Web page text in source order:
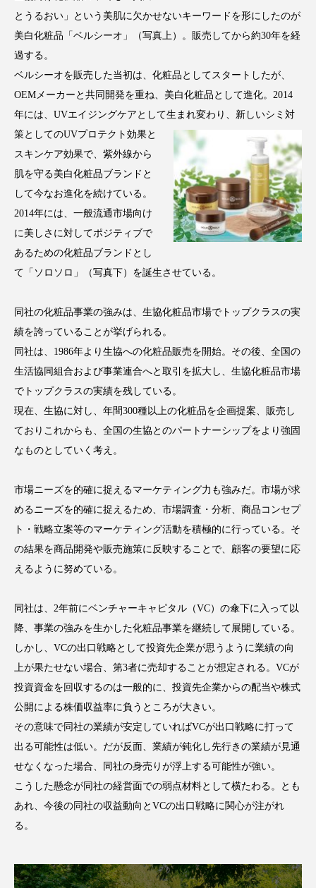
インナービューティーアワード2025受賞商品
ウェアラブルデバイス
ウェルビーイング エイジングケア
エクソソーム オーガニック オゾン
カウンセラー カウンセリング
カカイオイル ガジェット キーワード
クレンジング
クローズアップ ケーススタディ
コネクテッド・ビューティ
コルチゾール サステナビリティ
サステナブル美容 サプライチェーン
サプリ サロンクレンジング サロン戦略
スカルプ クレンジング 頻度 スカルプケア
スキンケア スキンケア 習慣
スマートリング セーフプレイス セラミド
セラミド保湿 セルフケア
タンパク質 ディープクレンジング
デジタルデトックス デトックス
ドライヤー 温度 髪 ダメージ ナイアシンアミド
パーソナライズ バーチャルメイク
とうるおい」という美肌に欠かせないキーワードを形にしたのが
美白化粧品「ベルシーオ」（写真上）。販売してから約30年を経
過する。
ベルシーオを販売した当初は、化粧品としてスタートしたが、
OEMメーカーと共同開発を重ね、美白化粧品として進化。2014
年には、UVエイジングケアとして生 まれ変わり、新しいシミ対
策としてのUVプロテクト効果と
スキンケア効果で、紫外線から
肌を守る美白化粧品ブランドと
して今なお進化を続けている。
2014年には、一般流通市場向け
に美しさに対してポジティブで
あるための化粧品ブランドとし
て「ソロソロ」（写真下）を誕生させている。
同社の化粧品事業の強みは、生協化粧品市場でトップクラスの実
績を誇っていることが挙げられる。
同社は、1986年より生協への化粧品販売を開始。その後、全国の
生活協同組合および事業連合へと取引を拡大し、生協化粧品市場
でトップクラスの実績を残している。
現在、生協に対し、年間300種以上の化粧品を企画提案、販売し
ておりこれからも、全国の生協とのパートナーシップをより強固
なものとしていく考え。
市場ニーズを的確に捉えるマーケティング力も強みだ。市場が求
めるニーズを的確に捉えるため、市場調査・分析、商品コンセプ
ト・戦略立案等のマーケティング活動を積極的に行っている。そ
の結果を商品開発や販売施策に反映することで、顧客の要望に応
えるように努めている。
同社は、2年前にベンチャーキャピタル（VC）の傘下に入って以
降、事業の強みを生かした化粧品事業を継続して展開している。
しかし、VCの出口戦略として投資先企業が思うように業績の向
上が果たせない場合、第3者に売却することが想定される。VCが
投資資金を回収するのは一般的に、投資先企業からの配当や株式
公開による株価収益率に負うところが大きい。
その意味で同社の業績が安定していればVCが出口戦略に打って
出る可能性は低い。だが反面、業績が鈍化し先行きの業績が見通
せなくなった場合、同社の身売りが浮上する可能性が強い。
こうした懸念が同社の経営面での弱点材料として横たわる。とも
あれ、今後の同社の収益動向とVCの出口戦略に関心が注がれ
る。